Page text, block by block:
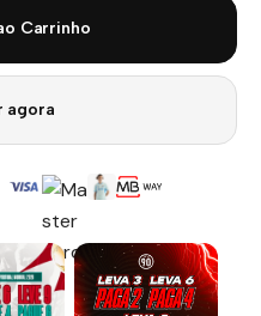
Carrinho
agora